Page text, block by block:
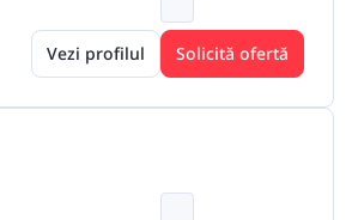
Vezi profilul Solicită ofertă